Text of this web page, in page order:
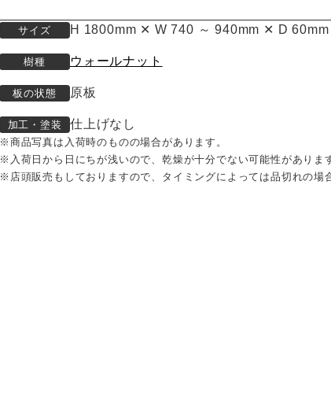
サイズ H 1800mm ✕ W 740 ～ 940mm ✕ D 60mm
樹種 ウォールナット
板の状態 原板
加工・塗装 仕上げなし
※商品写真は入荷時のものの場合があります。
※入荷日から日にちが浅いので、乾燥が十分でない可能性がありま
※店頭販売もしておりますので、タイミングによっては品切れの場